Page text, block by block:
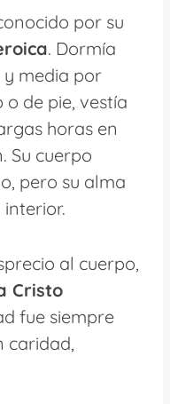
por su
. Dormía
media por
de pie, vestía
horas en
Su cuerpo
pero su alma
al cuerpo,
Cristo
fue siempre
caridad,